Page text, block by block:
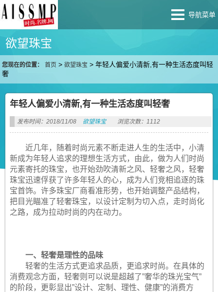
导航菜单
欲望珠宝
您现在的位置： 首页 >欲望珠宝 >年轻人偏爱小清新,有一种生活态度叫轻
奢
年轻人偏爱小清新,有一种生活态度叫轻奢
发布时间：2018/11/08 欲望珠宝 浏览次数：1112
近几年，随着时尚元素不断走进人生的生活中，小清
新成为年轻人追求的理想生活方式，由此，做为人们时尚
元素寄托的珠宝，也开始劲吹清新之风、轻奢之风，轻奢
珠宝迅速俘获了许多年轻人的心，成为人们竞相追逐的珠
宝首饰。许多珠宝厂商看准形势，也开始调整产品结构，
把目光瞄准了轻奢珠宝，以设计定制为切入点，走时尚化
之路，成为拉动时尚的内在动力。
一、轻奢是理性的品味
轻奢的生活方式更追求品质，更追求时尚。在具体的
消费观念方面，轻奢则可以说是超越了”奢华的珠光宝气”
的阶段，更彰显出”设计、定制、理性、健康”的消费方